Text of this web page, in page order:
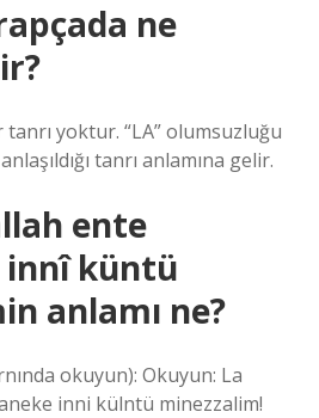
ne
yoktur. “LA” olumsuzluğu
tanrı anlamına gelir.
ente
innî küntü
anlamı ne?
okuyun): Okuyun: La
inni külntü minezzalim!